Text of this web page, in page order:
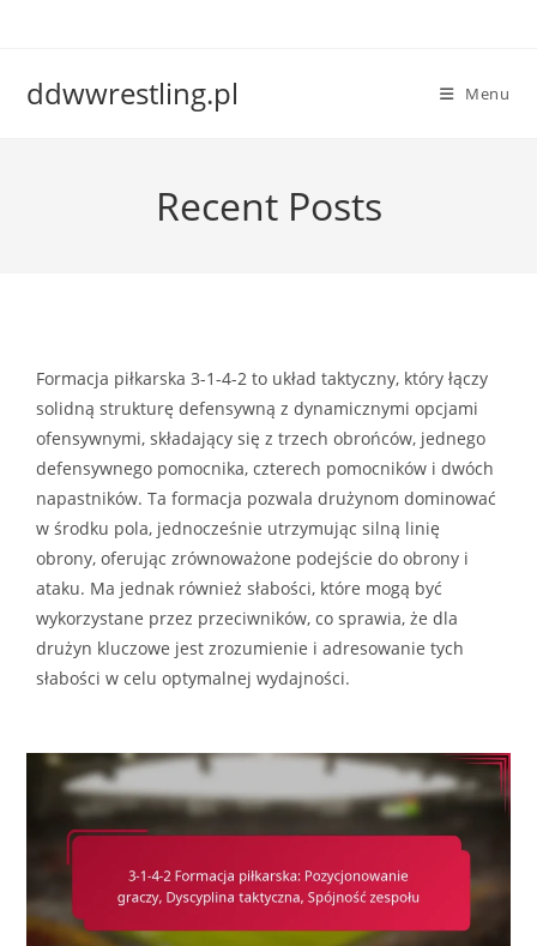
ddwwrestling.pl Menu
Recent Posts
Formacja piłkarska 3-1-4-2 to układ taktyczny, który łączy
solidną strukturę defensywną z dynamicznymi opcjami
ofensywnymi, składający się z trzech obrońców, jednego
defensywnego pomocnika, czterech pomocników i dwóch
napastników. Ta formacja pozwala drużynom dominować
w środku pola, jednocześnie utrzymując silną linię
obrony, oferując zrównoważone podejście do obrony i
ataku. Ma jednak również słabości, które mogą być
wykorzystane przez przeciwników, co sprawia, że dla
drużyn kluczowe jest zrozumienie i adresowanie tych
słabości w celu optymalnej wydajności.